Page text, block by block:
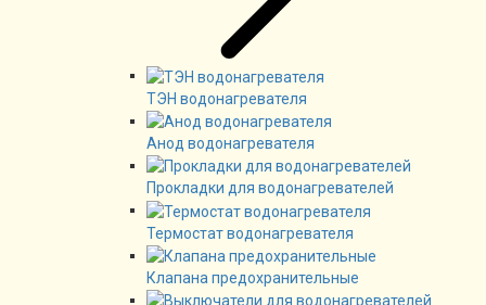
ТЭН водонагревателя
Анод водонагревателя
Прокладки для водонагревателей
Термостат водонагревателя
Клапана предохранительные